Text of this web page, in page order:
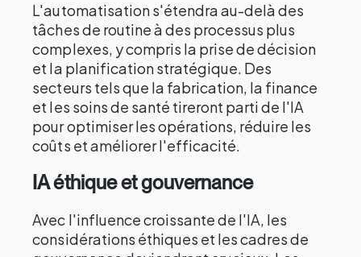
L'automatisation s'étendra au-delà des
tâches de routine à des processus plus
complexes, y compris la prise de décision
et la planification stratégique. Des
secteurs tels que la fabrication, la finance
et les soins de santé tireront parti de l'IA
pour optimiser les opérations, réduire les
coûts et améliorer l'efficacité.
IA éthique et gouvernance
Avec l'influence croissante de l'IA, les
considérations éthiques et les cadres de